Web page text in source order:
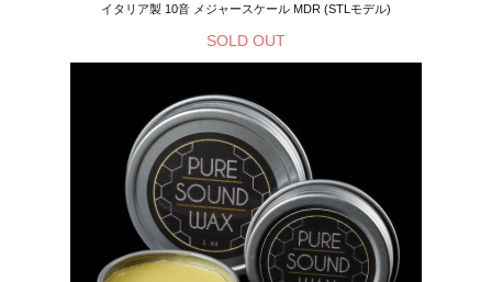
イタリア製 10音 メジャースケール MDR (STLモデル)
SOLD OUT